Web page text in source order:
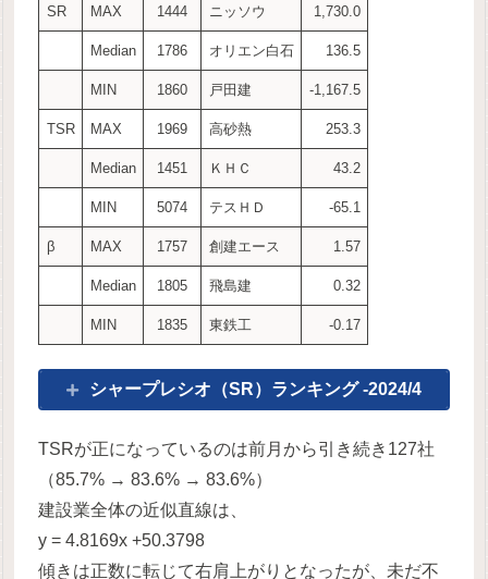
SR MAX 1444 ニッソウ 1,730.0
Median 1786 オリエン白石 136.5
MIN 1860 戸田建 -1,167.5
TSR MAX 1969 高砂熱 253.3
Median 1451 ＫＨＣ 43.2
MIN 5074 テスＨＤ -65.1
β MAX 1757 創建エース 1.57
Median 1805 飛島建 0.32
MIN 1835 東鉄工 -0.17
シャープレシオ（SR）ランキング -2024/4
TSRが正になっているのは前月から引き続き127社
（85.7% → 83.6% → 83.6%）
建設業全体の近似直線は、
y = 4.8169x +50.3798
傾きは正数に転じて右肩上がりとなったが、未だ不